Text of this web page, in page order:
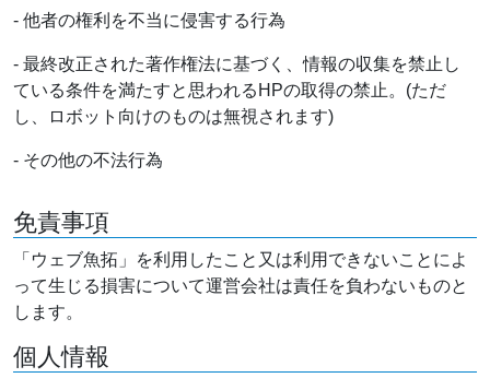
- 他者の権利を不当に侵害する行為
- 最終改正された著作権法に基づく、情報の収集を禁止し
ている条件を満たすと思われるHPの取得の禁止。(ただ
し、ロボット向けのものは無視されます)
- その他の不法行為
免責事項
「ウェブ魚拓」を利用したこと又は利用できないことによ
って生じる損害について運営会社は責任を負わないものと
します。
個人情報